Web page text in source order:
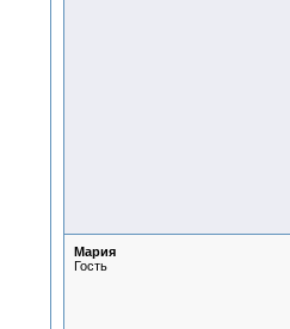
Мария
Гость